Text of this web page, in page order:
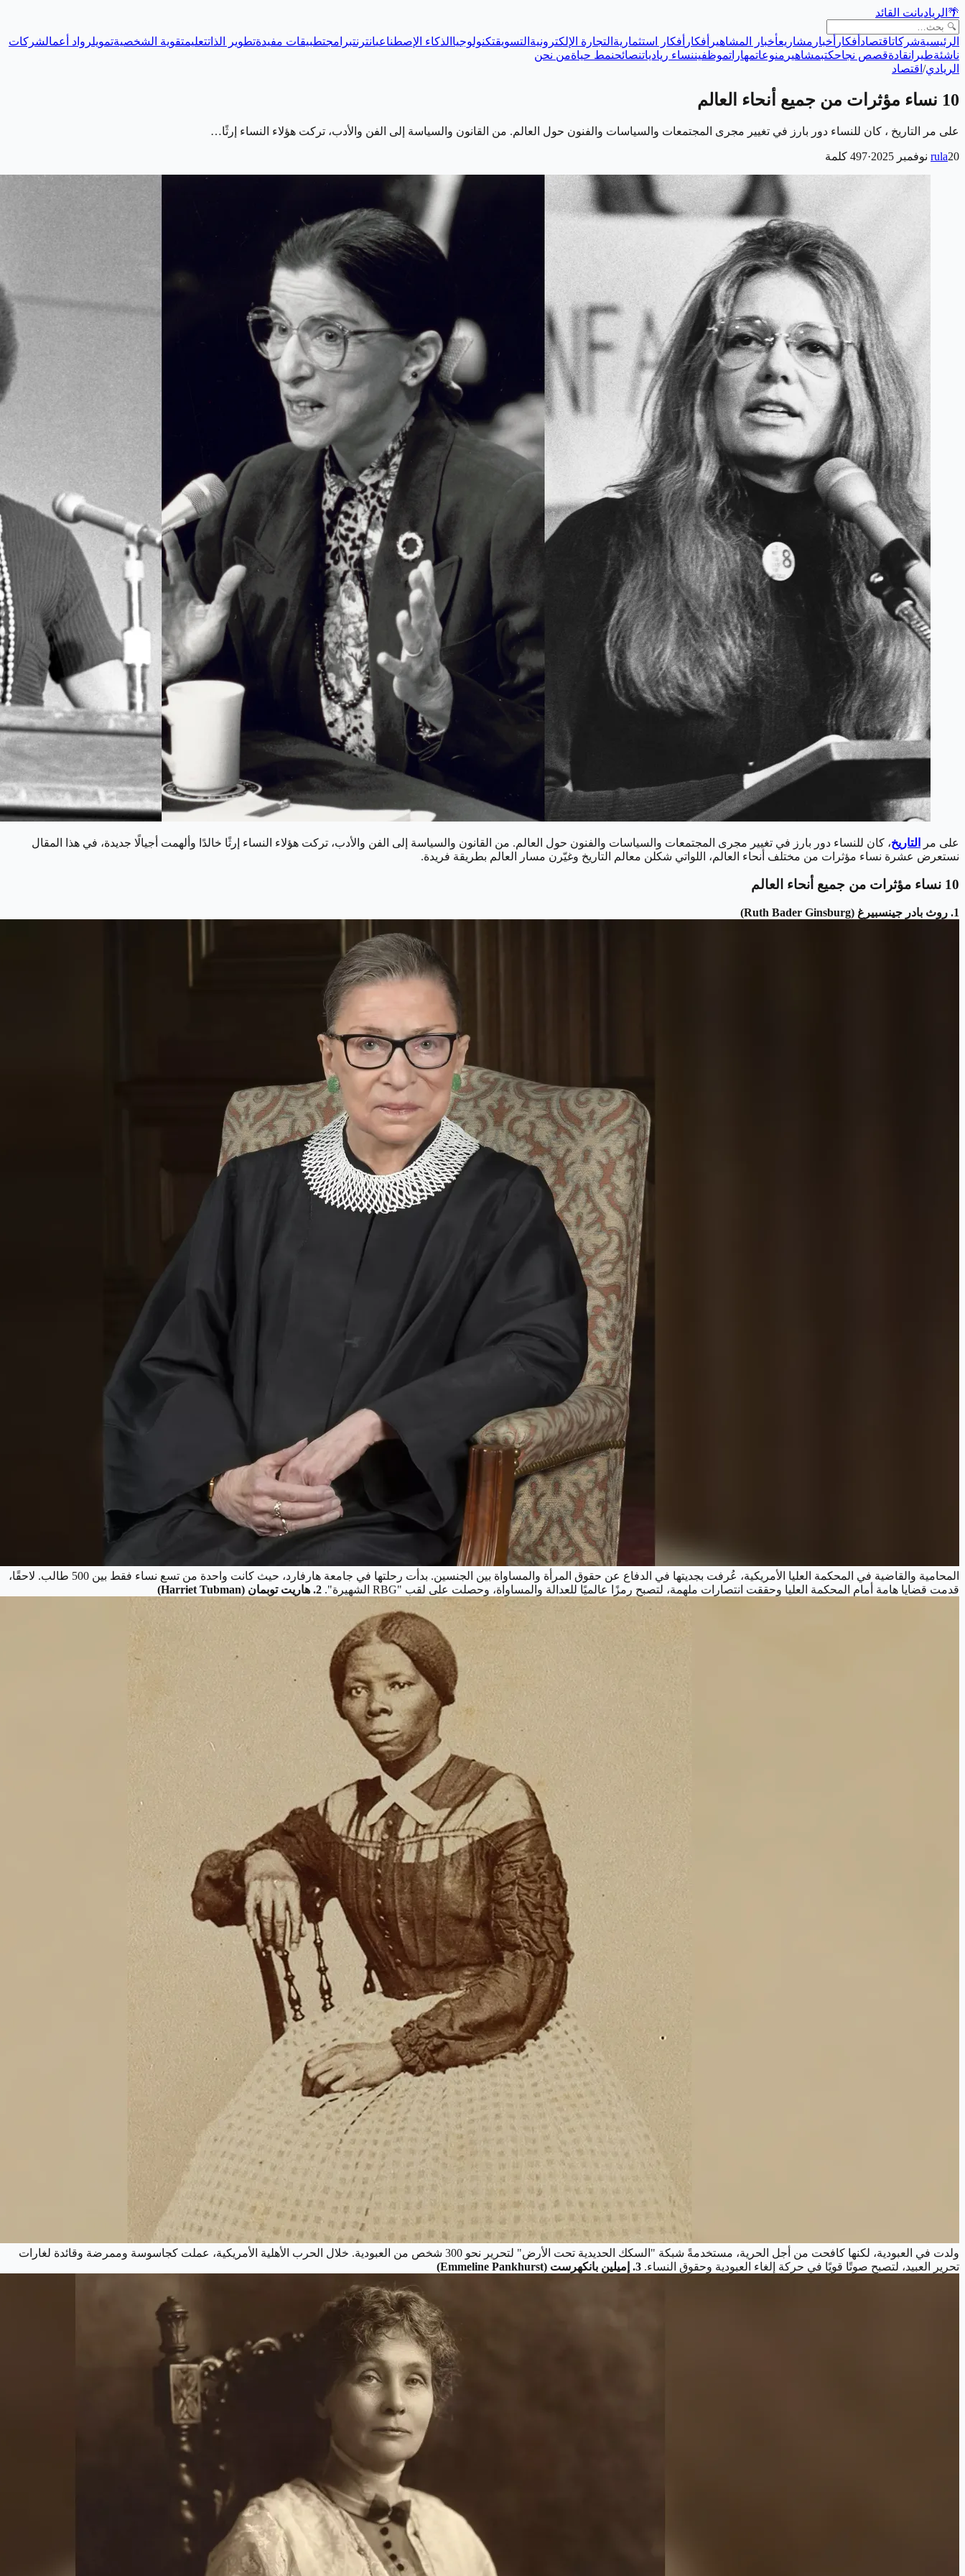
🌴 الرياديانت القائد
الرئيسيةشركاتاقتصاد أفكار أخبار مشاريعأخبار المشاهير أفكار أفكار استثمارية التجارة الإلكترونية التسويقتكنولوجيا الذكاء الإصطناعيانترنتبرامجتطبيقات مفيدةتطوير الذاتتعليمتقوية الشخصيةتمويلرواد أعمالشركات
ناشئةطيرانقادةقصص نجاحكتبمشاهير منوعاتمهاراتموظفيننساء ريادياتنصائحنمط حياةمن نحن
الريادي/ اقتصاد
10 نساء مؤثرات من جميع أنحاء العالم
على مر التاريخ ، كان للنساء دور بارز في تغيير مجرى المجتمعات والسياسات والفنون حول العالم. من القانون والسياسة إلى الفن والأدب، تركت هؤلاء النساء إرثًا…
rula20 نوفمبر 2025 ·
497 كلمة
على مر التاريخ، كان للنساء دور بارز في تغيير مجرى المجتمعات والسياسات والفنون حول العالم. من القانون والسياسة إلى الفن والأدب، تركت هؤلاء النساء إرثًا خالدًا وألهمت أجيالًا جديدة، في هذا المقال
نستعرض عشرة نساء مؤثرات من مختلف أنحاء العالم، اللواتي شكلن معالم التاريخ وغيّرن مسار العالم بطريقة فريدة.
10 نساء مؤثرات من جميع أنحاء العالم
1. روث بادر جينسبيرغ (Ruth Bader Ginsburg)
المحامية والقاضية في المحكمة العليا الأمريكية، عُرفت بجديتها في الدفاع عن حقوق المرأة والمساواة بين الجنسين. بدأت رحلتها في جامعة هارفارد، حيث كانت واحدة من تسع نساء فقط بين 500 طالب. لاحقًا،
قدمت قضايا هامة أمام المحكمة العليا وحققت انتصارات ملهمة، لتصبح رمزًا عالميًا للعدالة والمساواة، وحصلت على لقب "RBG الشهيرة".
2. هاريت توبمان (Harriet Tubman)
ولدت في العبودية، لكنها كافحت من أجل الحرية، مستخدمةً شبكة "السكك الحديدية تحت الأرض" لتحرير نحو 300 شخص من العبودية. خلال الحرب الأهلية الأمريكية، عملت كجاسوسة وممرضة وقائدة لغارات
تحرير العبيد، لتصبح صوتًا قويًا في حركة إلغاء العبودية وحقوق النساء. 3. إميلين بانكهرست (Emmeline Pankhurst)